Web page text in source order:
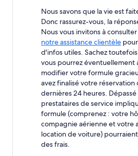
Nous savons que la vie est
Donc rassurez-vous, la
Nous vous invitons à
notre assistance clientèle
d'infos utiles. Sachez
vous pourrez éventuellement
modifier votre formule
avez finalisé votre réservation
dernières 24 heures. Dépassé
prestataires de service
formule (comprenez : votre
compagnie aérienne et votre
location de voiture)
des frais.